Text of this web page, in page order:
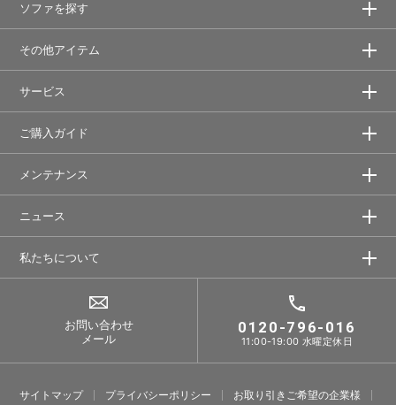
ソファを探す
その他アイテム
サービス
ご購入ガイド
メンテナンス
ニュース
私たちについて
お問い合わせ
メール
0120-796-016
11:00-19:00 水曜定休日
サイトマップ プライバシーポリシー お取り引きご希望の企業様